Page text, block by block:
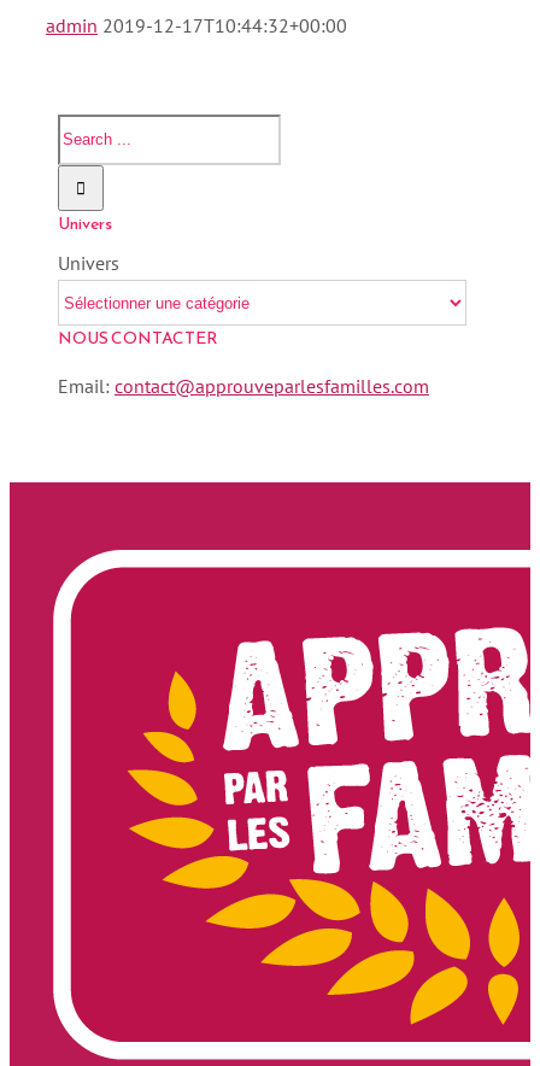
admin 2019-12-17T10:44:32+00:00
Univers
Univers
NOUS CONTACTER
Email: contact@approuveparlesfamilles.com